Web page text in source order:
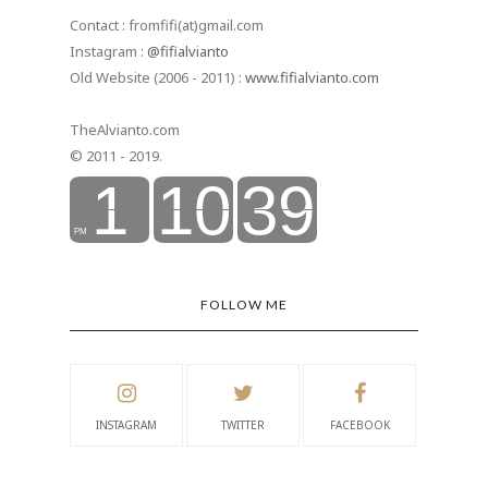
Contact : fromfifi(at)gmail.com
Instagram : @fifialvianto
Old Website (2006 - 2011) : www.fifialvianto.com
TheAlvianto.com
© 2011 - 2019.
FOLLOW ME
INSTAGRAM TWITTER FACEBOOK